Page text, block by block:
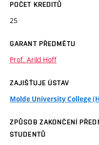
POČET KREDITŮ
25
GARANT PŘEDMĚTU
Prof. Arild Hoff
ZAJIŠŤUJE ÚSTAV
Molde University College
ZPŮSOB ZAKONČENÍ
STUDENTŮ